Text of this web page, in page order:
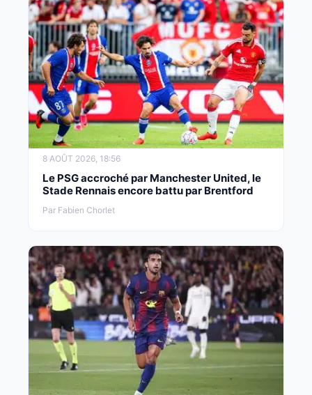
8 AOÛT 2026, 18:56
Le PSG accroché par Manchester United, le
Stade Rennais encore battu par Brentford
Par Fabien Chorlet